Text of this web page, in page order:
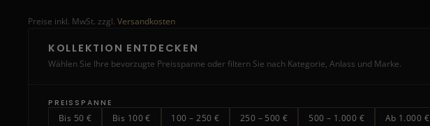
Preise inkl. MwSt. zzgl. Versandkosten
KOLLEKTION ENTDECKEN
Wählen Sie Ihre bevorzugte Preisspanne oder filtern Sie nach Kategorie, Anlass und Marke.
PREISSPANNE
Bis 50 € Bis 100 € 100 – 250 € 250 – 500 € 500 – 1.000 € Ab 1.000 €